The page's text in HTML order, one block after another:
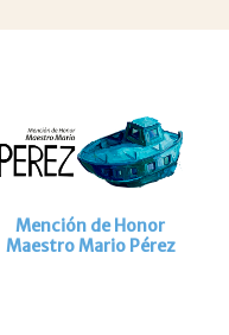
Mención de Honor
Maestro Mario Pérez